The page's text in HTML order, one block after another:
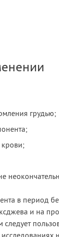
грудью;
в период
и на